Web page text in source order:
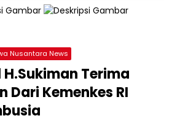
Nusantara News
Terima
Dari Kemenkes RI